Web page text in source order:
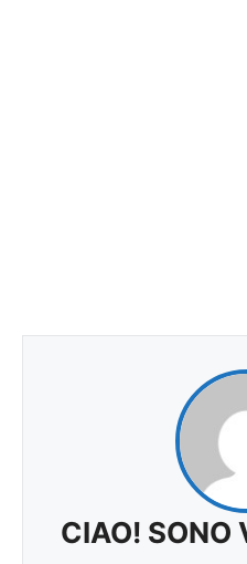
CIAO! SONO